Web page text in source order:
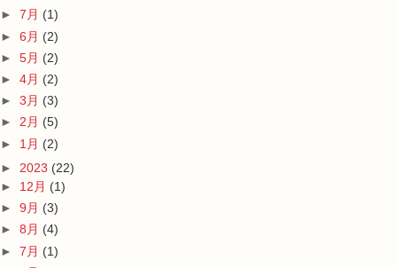
► 7月 (1)
► 6月 (2)
► 5月 (2)
► 4月 (2)
► 3月 (3)
► 2月 (5)
► 1月 (2)
► 2023 (22)
► 12月 (1)
► 9月 (3)
► 8月 (4)
► 7月 (1)